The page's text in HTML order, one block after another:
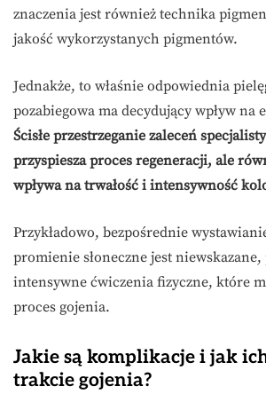
znaczenia jest również technika
jakość wykorzystanych pigmentów.
Jednakże, to właśnie odpowiednia
pozabiegowa ma decydujący wpływ na
Ścisłe przestrzeganie zaleceń
przyspiesza proces regeneracji, ale
wpływa na trwałość i intensywność
Przykładowo, bezpośrednie
promienie słoneczne jest
intensywne ćwiczenia fizyczne, które
proces gojenia.
Jakie są komplikacje i jak
trakcie gojenia?